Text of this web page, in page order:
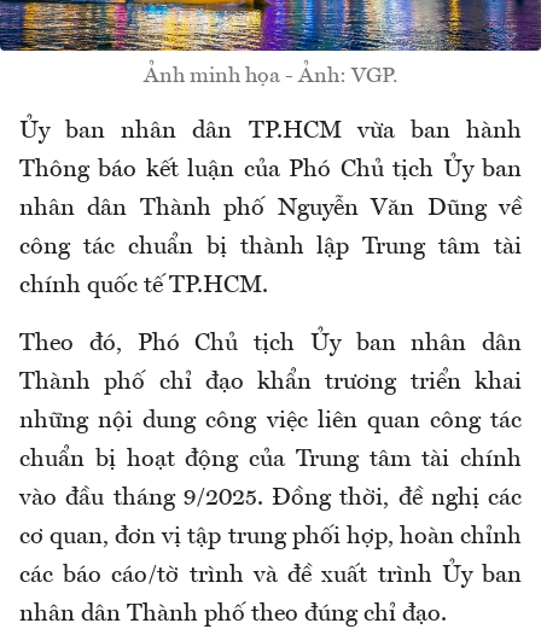
Ảnh minh họa - Ảnh: VGP.
Ủy ban nhân dân TP.HCM vừa ban hành
Thông báo kết luận của Phó Chủ tịch Ủy ban
nhân dân Thành phố Nguyễn Văn Dũng về
công tác chuẩn bị thành lập Trung tâm tài
chính quốc tế TP.HCM.
Theo đó, Phó Chủ tịch Ủy ban nhân dân
Thành phố chỉ đạo khẩn trương triển khai
những nội dung công việc liên quan công tác
chuẩn bị hoạt động của Trung tâm tài chính
vào đầu tháng 9/2025. Đồng thời, đề nghị các
cơ quan, đơn vị tập trung phối hợp, hoàn chỉnh
các báo cáo/tờ trình và đề xuất trình Ủy ban
nhân dân Thành phố theo đúng chỉ đạo.